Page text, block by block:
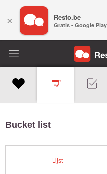
Bucket list
Lijst
× Resto.be
Gratis - Google Play